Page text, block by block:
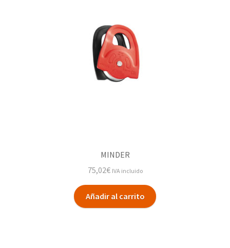
MINDER
75,02€ IVA incluido
Añadir al carrito